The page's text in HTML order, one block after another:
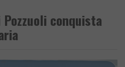
conquista